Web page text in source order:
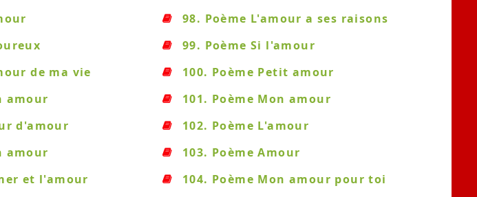
de ma vie
amour
d'amour
amour
et l'amour
98. Poème L'amour a ses raisons
99. Poème Si l'amour
100. Poème Petit amour
101. Poème Mon amour
102. Poème L'amour
103. Poème Amour
104. Poème Mon amour pour toi